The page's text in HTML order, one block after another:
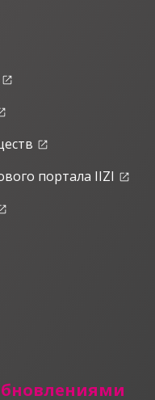
launch
launch
портала IIZI launch